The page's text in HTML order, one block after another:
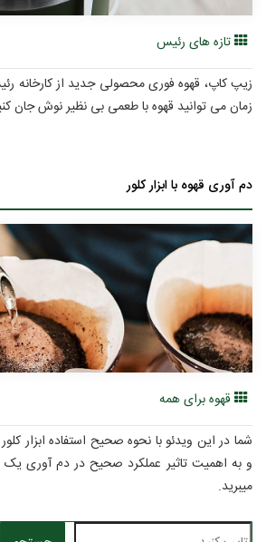
تازه های رئیس
زیپ کاپ، قهوه فوری محصولی جدید از کارخانه
زمان می توانید قهوه با طعمی بی نظیر نوش جان
دم آوری قهوه با ابزار کلور
قهوه برای همه
و به اهمیت تاثیر عملکرد صحیح در دم آوری یک
میبرید.